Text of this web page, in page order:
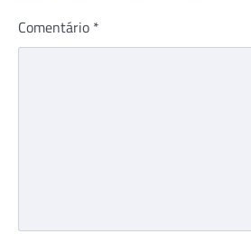
Comentário *